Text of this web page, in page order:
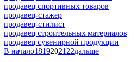
продавец спортивных товаров
продавец-стажер
продавец-стилист
продавец строительных материалов
продавец сувенирной продукции
В начало18192021 22дальше